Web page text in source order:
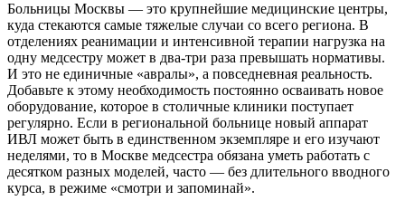
Больницы Москвы — это крупнейшие медицинские центры,
куда стекаются самые тяжелые случаи со всего региона. В
отделениях реанимации и интенсивной терапии нагрузка на
одну медсестру может в два-три раза превышать нормативы.
И это не единичные «авралы», а повседневная реальность.
Добавьте к этому необходимость постоянно осваивать новое
оборудование, которое в столичные клиники поступает
регулярно. Если в региональной больнице новый аппарат
ИВЛ может быть в единственном экземпляре и его изучают
неделями, то в Москве медсестра обязана уметь работать с
десятком разных моделей, часто — без длительного вводного
курса, в режиме «смотри и запоминай».